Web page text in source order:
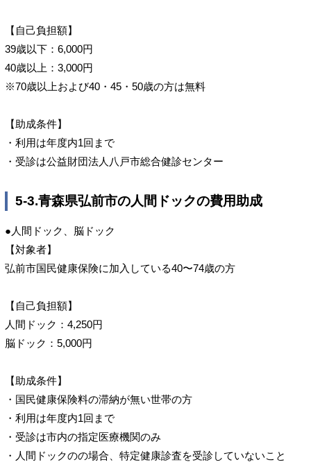
【自己負担額】
39歳以下：6,000円
40歳以上：3,000円
※70歳以上および40・45・50歳の方は無料
【助成条件】
・利用は年度内1回まで
・受診は公益財団法人八戸市総合健診センター
5-3.青森県弘前市の人間ドックの費用助成
●人間ドック、脳ドック
【対象者】
弘前市国民健康保険に加入している40〜74歳の方
【自己負担額】
人間ドック：4,250円
脳ドック：5,000円
【助成条件】
・国民健康保険料の滞納が無い世帯の方
・利用は年度内1回まで
・受診は市内の指定医療機関のみ
・人間ドックのの場合、特定健康診査を受診していないこと